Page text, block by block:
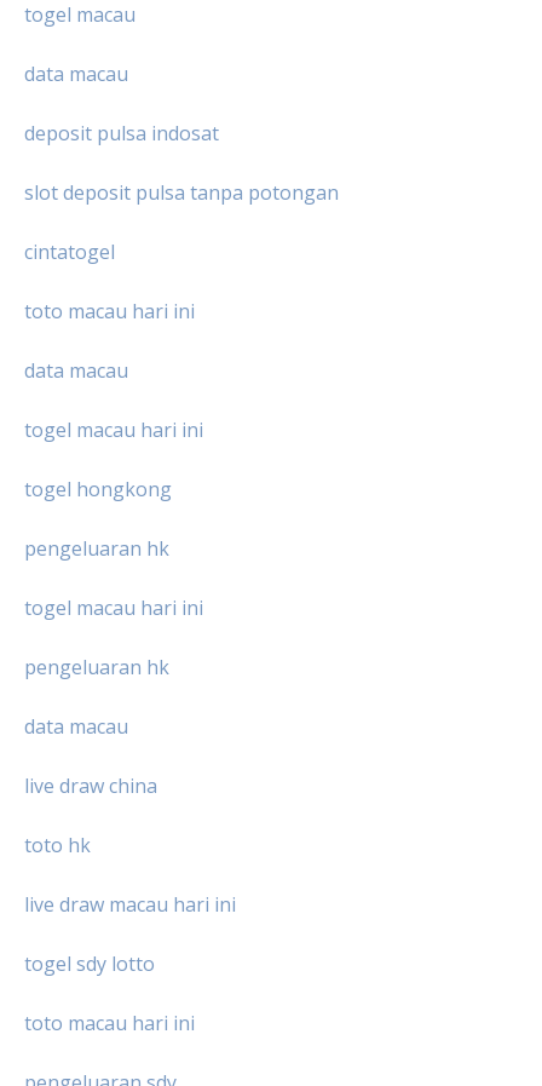
togel macau
data macau
deposit pulsa indosat
slot deposit pulsa tanpa potongan
cintatogel
toto macau hari ini
data macau
togel macau hari ini
togel hongkong
pengeluaran hk
togel macau hari ini
pengeluaran hk
data macau
live draw china
toto hk
live draw macau hari ini
togel sdy lotto
toto macau hari ini